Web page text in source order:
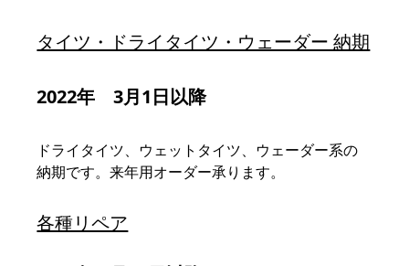
タイツ・ドライタイツ・ウェーダー 納期
2022年　3月1日以降
ドライタイツ、ウェットタイツ、ウェーダー系の
納期です。来年用オーダー承ります。
各種リペア